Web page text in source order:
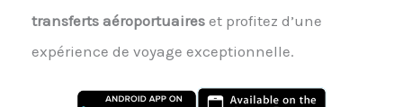
transferts aéroportuaireset profitez d’une
expérience de voyage exceptionnelle.